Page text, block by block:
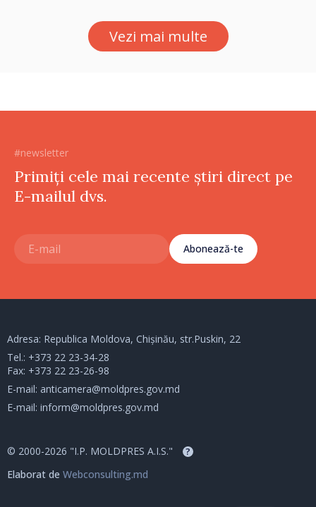
Petra Lärke
Vezi mai multe
#newsletter
Primiți cele mai recente știri direct pe
E-mailul dvs.
Abonează-te
Adresa: Republica Moldova, Chișinău, str.Puskin, 22
Tel.: +373 22 23-34-28
Fax: +373 22 23-26-98
E-mail: anticamera@moldpres.gov.md
E-mail: inform@moldpres.gov.md
© 2000-2026 "I.P. MOLDPRES A.I.S." ?
Elaborat de Webconsulting.md